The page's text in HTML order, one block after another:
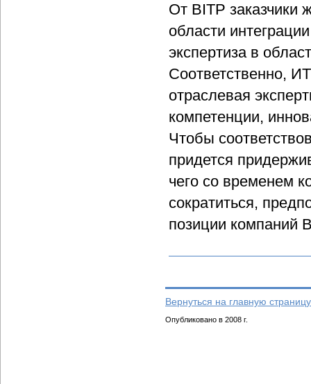
От BITP заказчики
области
экспертиза в
Соответственно,
отраслевая
компетенции,
Чтобы
придется
чего со временем
сократиться,
позиции компаний
Вернуться на главную
Опубликовано в 2008 г.